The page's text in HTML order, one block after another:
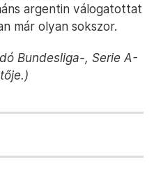
argentin válogatottat
már olyan sokszor.
Bundesliga-, Serie A-